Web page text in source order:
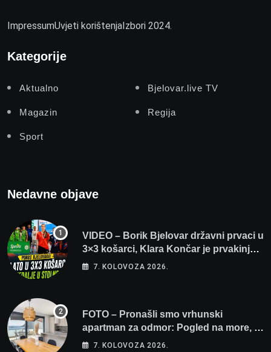
ImpressumUvjeti korištenjaIzbori 2024.
Kategorije
Aktualno Bjelovar.live TV
Magazin Regija
Sport
Nedavne objave
VIDEO – Borik Bjelovar državni prvaci u
3×3 košarci, Klara Končar je prvakinja
Hrvatske u stolnom tenisu!
7. KOLOVOZA 2026.
FOTO – Pronašli smo vrhunski
apartman za odmor: Pogled na more, tri
spavaće sobe i terasa koja osvaja
7. KOLOVOZA 2026.